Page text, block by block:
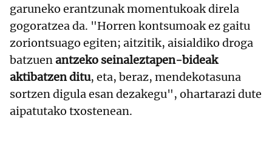
garuneko erantzunak momentukoak direla
gogoratzea da. "Horren kontsumoak ez gaitu
zoriontsuago egiten; aitzitik, aisialdiko droga
batzuenantzeko seinaleztapen-bideak
aktibatzen ditu, eta, beraz, mendekotasuna
sortzen digula esan dezakegu", ohartarazi dute
aipatutako txostenean.